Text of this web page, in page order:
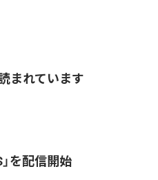
まれています
」を配信開始